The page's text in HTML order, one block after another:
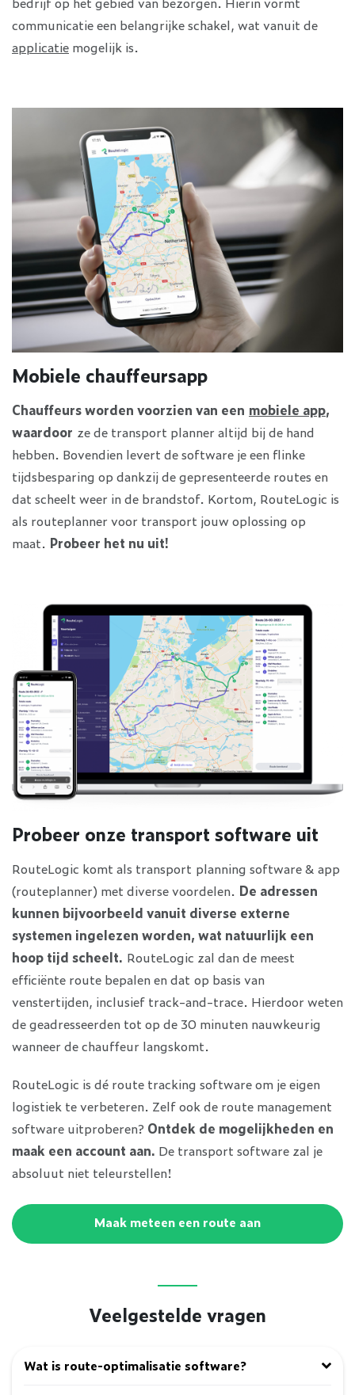
communicatie een belangrijke schakel, wat vanuit de
applicatie mogelijk is.
Mobiele chauffeursapp
Chauffeurs worden voorzien van een mobiele app,
waardoor ze de transport planner altijd bij de hand
hebben. Bovendien levert de software je een flinke
tijdsbesparing op dankzij de gepresenteerde routes en
dat scheelt weer in de brandstof. Kortom, RouteLogic is
als routeplanner voor transport jouw oplossing op
maat. Probeer het nu uit!
Probeer onze transport software uit
RouteLogic komt als transport planning software & app
(routeplanner) met diverse voordelen. De adressen
kunnen bijvoorbeeld vanuit diverse externe
systemen ingelezen worden, wat natuurlijk een
hoop tijd scheelt. RouteLogic zal dan de meest
efficiënte route bepalen en dat op basis van
venstertijden, inclusief track-and-trace. Hierdoor weten
de geadresseerden tot op de 30 minuten nauwkeurig
wanneer de chauffeur langskomt.
RouteLogic is dé route tracking software om je eigen
logistiek te verbeteren. Zelf ook de route management
software uitproberen? Ontdek de mogelijkheden en
maak een account aan. De transport software zal je
absoluut niet teleurstellen!
Maak meteen een route aan
Veelgestelde vragen
Wat is route-optimalisatie software?